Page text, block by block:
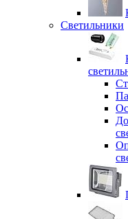
Светильники